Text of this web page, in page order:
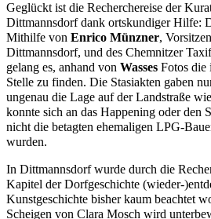
Geglückt ist die Recherchereise der
Dittmannsdorf dank ortskundiger Hilfe:
Mithilfe von Enrico Münzner,
Dittmannsdorf, und des Chemnitzer
gelang es, anhand von Wasses Fotos die
Stelle zu finden. Die Stasiakten gaben
ungenau die Lage auf der Landstraße
konnte sich an das Happening oder den
nicht die betagten ehemaligen LPG-
wurden.
In Dittmannsdorf wurde durch die
Kapitel der Dorfgeschichte (wieder-
Kunstgeschichte bisher kaum beachtet
Scheigen von Clara Mosch wird